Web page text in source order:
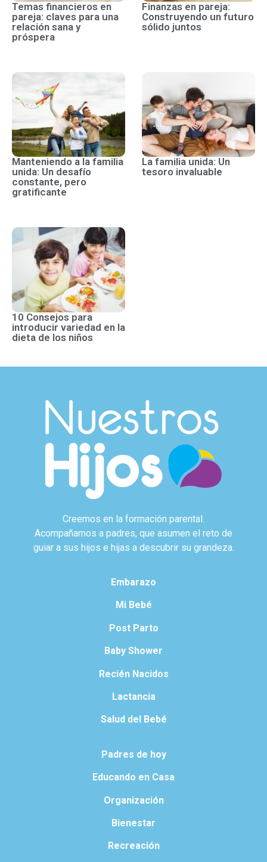
Temas financieros en
pareja: claves para una
relación sana y
próspera
Finanzas en pareja:
Construyendo un futuro
sólido juntos
Manteniendo a la familia
unida: Un desafío
constante, pero
gratificante
La familia unida: Un
tesoro invaluable
10 Consejos para
introducir variedad en la
dieta de los niños
Creemos en la formación parental.
Acompañamos a padres, que asumen el reto de
guiar a sus hijos e hijas a descubrir su grandeza.
Embarazo
Mi Bebé
Post Parto
Baby Shower
Recién Nacidos
Lactancia
Salud del Bebé
Padres de hoy
Educando en Casa
Organización
Bienestar
Recreación